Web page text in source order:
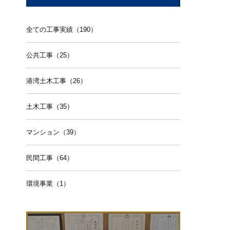
全ての工事実績（190）
公共工事（25）
港湾土木工事（26）
土木工事（35）
マンション（39）
民間工事（64）
環境事業（1）